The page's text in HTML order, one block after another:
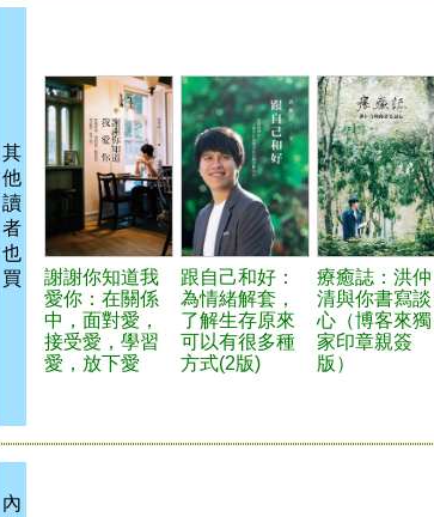
其
他
讀
者
也
買
謝謝你知道我
愛你：在關係
中，面對愛，
接受愛，學習
愛，放下愛
跟自己和好：
為情緒解套，
了解生存原來
可以有很多種
方式(2版)
療癒誌：洪仲
清與你書寫談
心（博客來獨
家印章親簽
版）
內